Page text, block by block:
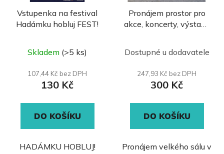
Vstupenka na festival
Hadámku hobluj FEST!
Skladem (>5 ks)
107,44 Kč bez DPH
130 Kč
DO KOŠÍKU
HADÁMKU HOBLUJ!
Pronájem prostor pro
akce, koncerty, výstavy
Dostupné u dodavatele
247,93 Kč bez DPH
300 Kč
DO KOŠÍKU
Pronájem velkého sálu v